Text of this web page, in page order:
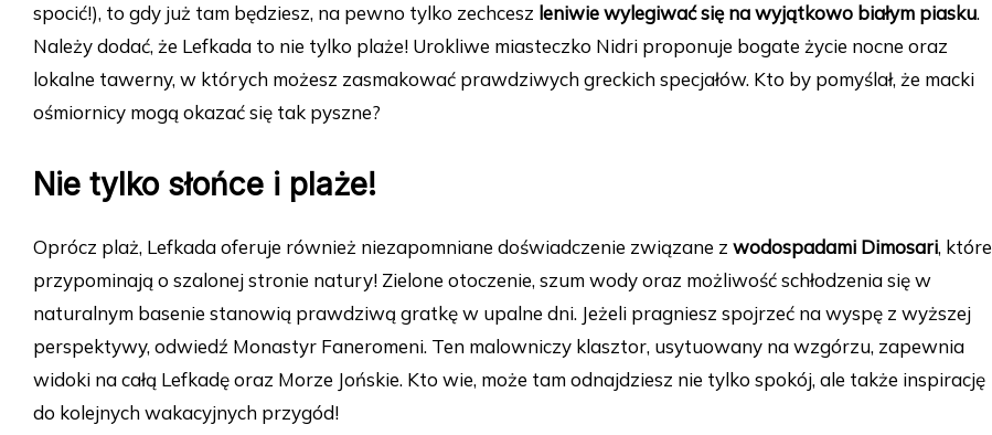
spocić!), to gdy już tam będziesz, na pewno tylko zechcesz leniwie wylegiwać się na wyjątkowo białym piasku.
Należy dodać, że Lefkada to nie tylko plaże! Urokliwe miasteczko Nidri proponuje bogate życie nocne oraz
lokalne tawerny, w których możesz zasmakować prawdziwych greckich specjałów. Kto by pomyślał, że macki
ośmiornicy mogą okazać się tak pyszne?
Nie tylko słońce i plaże!
Oprócz plaż, Lefkada oferuje również niezapomniane doświadczenie związane z wodospadami Dimosari, które
przypominają o szalonej stronie natury! Zielone otoczenie, szum wody oraz możliwość schłodzenia się w
naturalnym basenie stanowią prawdziwą gratkę w upalne dni. Jeżeli pragniesz spojrzeć na wyspę z wyższej
perspektywy, odwiedź Monastyr Faneromeni. Ten malowniczy klasztor, usytuowany na wzgórzu, zapewnia
widoki na całą Lefkadę oraz Morze Jońskie. Kto wie, może tam odnajdziesz nie tylko spokój, ale także inspirację
do kolejnych wakacyjnych przygód!